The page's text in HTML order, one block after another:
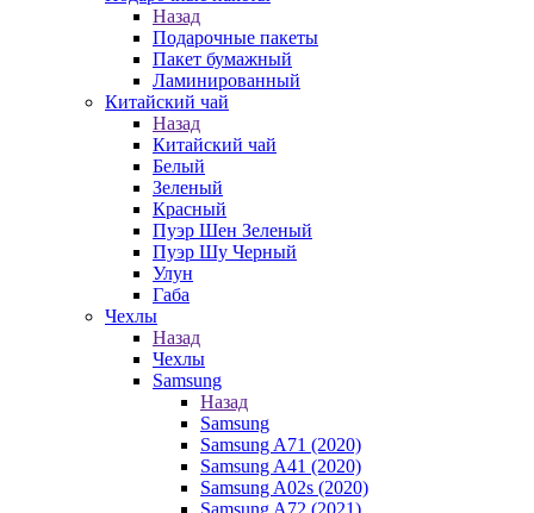
Назад
Подарочные пакеты
Пакет бумажный
Ламинированный
Китайский чай
Назад
Китайский чай
Белый
Зеленый
Красный
Пуэр Шен Зеленый
Пуэр Шу Черный
Улун
Габа
Чехлы
Назад
Чехлы
Samsung
Назад
Samsung
Samsung A71 (2020)
Samsung A41 (2020)
Samsung A02s (2020)
Samsung A72 (2021)